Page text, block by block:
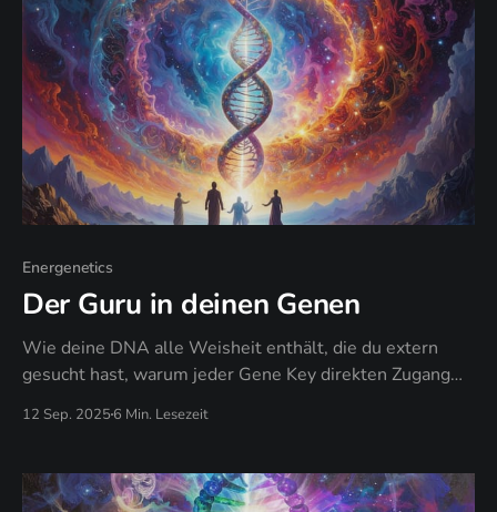
Energenetics
Der Guru in deinen Genen
Wie deine DNA alle Weisheit enthält, die du extern
gesucht hast, warum jeder Gene Key direkten Zugang
Blaupause zuverlässiger wird als jeder Lehrer.
12 Sep. 2025 6 Min. Lesezeit